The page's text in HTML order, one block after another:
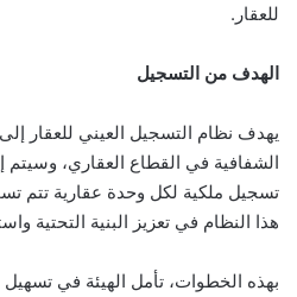
للعقار.
الهدف من التسجيل
يهدف نظام التسجيل العيني للعقار إلى
الشفافية في القطاع العقاري،
تسجيل ملكية لكل وحدة عقارية تتم
هذا النظام في تعزيز البنية التحتية
بهذه الخطوات، تأمل الهيئة في